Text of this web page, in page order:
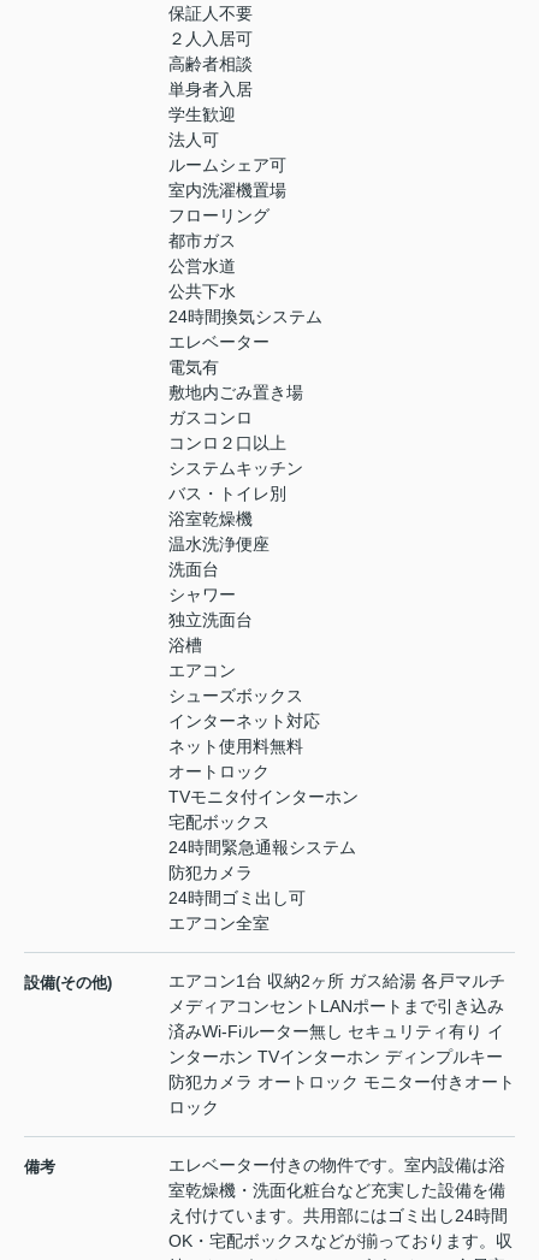
保証人不要
２人入居可
高齢者相談
単身者入居
学生歓迎
法人可
ルームシェア可
室内洗濯機置場
フローリング
都市ガス
公営水道
公共下水
24時間換気システム
エレベーター
電気有
敷地内ごみ置き場
ガスコンロ
コンロ２口以上
システムキッチン
バス・トイレ別
浴室乾燥機
温水洗浄便座
洗面台
シャワー
独立洗面台
浴槽
エアコン
シューズボックス
インターネット対応
ネット使用料無料
オートロック
TVモニタ付インターホン
宅配ボックス
24時間緊急通報システム
防犯カメラ
24時間ゴミ出し可
エアコン全室
設備(その他)
エアコン1台 収納2ヶ所 ガス給湯 各戸マルチ
メディアコンセントLANポートまで引き込み
済みWi-Fiルーター無し セキュリティ有り イ
ンターホン TVインターホン ディンプルキー
防犯カメラ オートロック モニター付きオート
ロック
備考
エレベーター付きの物件です。室内設備は浴
室乾燥機・洗面化粧台など充実した設備を備
え付けています。共用部にはゴミ出し24時間
OK・宅配ボックスなどが揃っております。収